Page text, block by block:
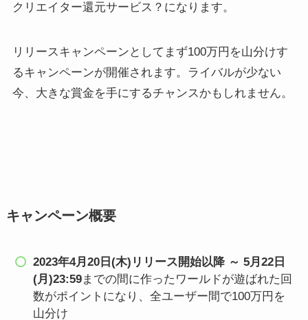
クリエイター還元サービス？になります。
リリースキャンペーンとしてまず100万円を山分けす
るキャンペーンが開催されます。ライバルが少ない
今、大きな賞金を手にするチャンスかもしれません。
キャンペーン概要
2023年4月20日(木)リリース開始以降 ～ 5月22日
(月)23:59までの間に作ったワールドが遊ばれた回
数がポイントになり、全ユーザー間で100万円を
山分け